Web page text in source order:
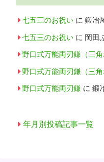
七五三のお祝い に 鍛冶
七五三のお祝い に 岡田
野口式万能両刃鎌（三角
野口式万能両刃鎌（三角
野口式万能両刃鎌 に 鍛
年月別投稿記事一覧